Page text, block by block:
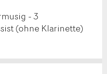
- 3
(ohne Klarinette)